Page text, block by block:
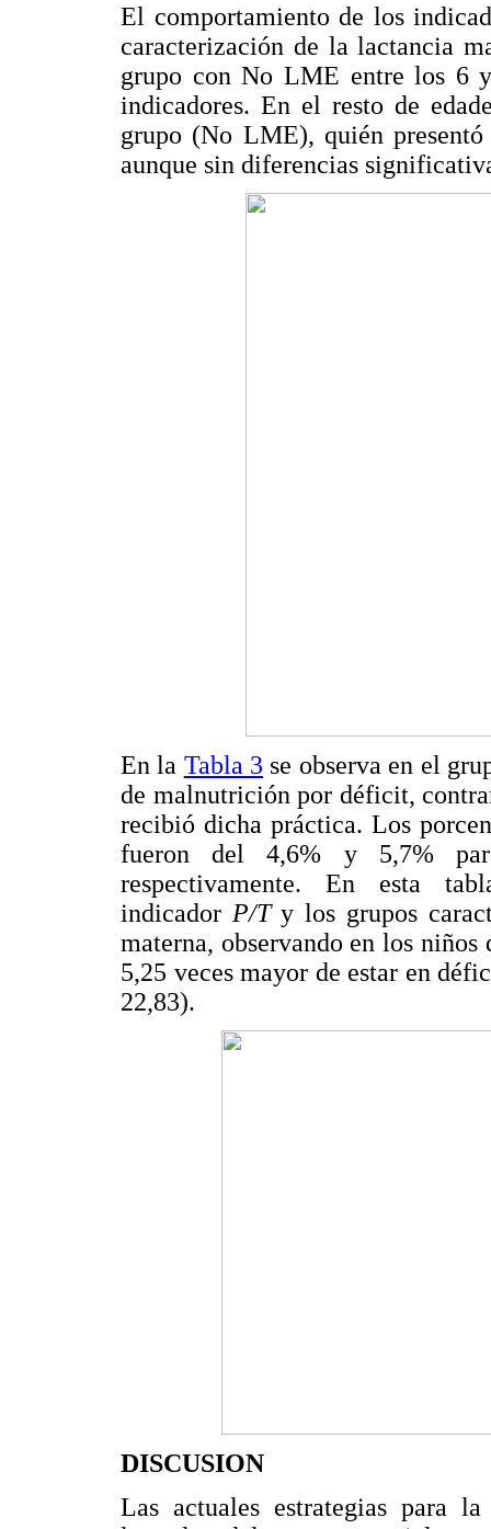
El comportamiento de los
caracterización de la lactancia
grupo con No LME entre los 6
indicadores. En el resto de
grupo (No LME), quién
aunque sin diferencias
En la Tabla 3 se observa en el
de malnutrición por déficit,
recibió dicha práctica. Los
fueron del 4,6% y 5,7%
respectivamente. En esta
indicador P/T y los grupos
materna, observando en los
5,25 veces mayor de estar en
22,83).
DISCUSION
Las actuales estrategias para